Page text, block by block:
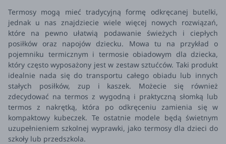
Termosy mogą mieć tradycyjną formę odkręcanej butelki,
jednak u nas znajdziecie wiele więcej nowych rozwiązań,
które na pewno ułatwią podawanie świeżych i ciepłych
posiłków oraz napojów dziecku. Mowa tu na przykład o
pojemniku termicznym i termosie obiadowym dla dziecka,
który często wyposażony jest w zestaw sztućców. Taki produkt
idealnie nada się do transportu całego obiadu lub innych
stałych posiłków, zup i kaszek. Możecie się również
zdecydować na termos z wygodną i praktyczną słomką lub
termos z nakrętką, która po odkręceniu zamienia się w
kompaktowy kubeczek. Te ostatnie modele będą świetnym
uzupełnieniem szkolnej wyprawki, jako termosy dla dzieci do
szkoły lub przedszkola.